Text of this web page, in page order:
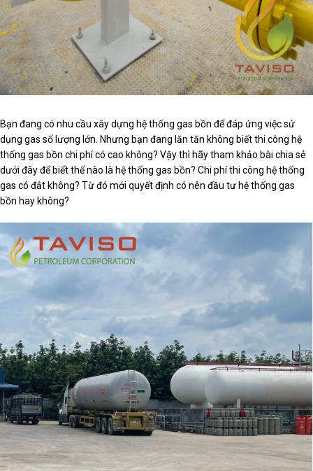
Bạn đang có nhu cầu xây dựng hệ thống gas bồn để đáp ứng việc sử
dụng gas số lượng lớn. Nhưng bạn đang lăn tăn không biết thi công hệ
thống gas bồn chi phí có cao không? Vậy thì hãy tham khảo bài chia sẻ
dưới đây để biết thế nào là hệ thống gas bồn? Chi phí thi công hệ thống
gas có đắt không? Từ đó mới quyết định có nên đầu tư hệ thống gas
bồn hay không?